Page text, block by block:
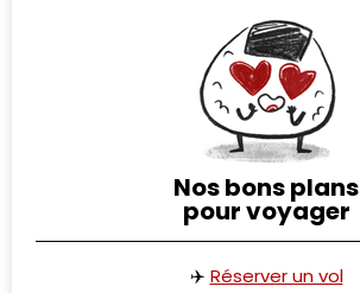
Nos bons plans
pour voyager
✈️ Réserver un vol